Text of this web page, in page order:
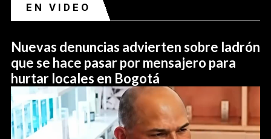
EN VIDEO
Nuevas denuncias advierten sobre ladrón
que se hace pasar por mensajero para
hurtar locales en Bogotá